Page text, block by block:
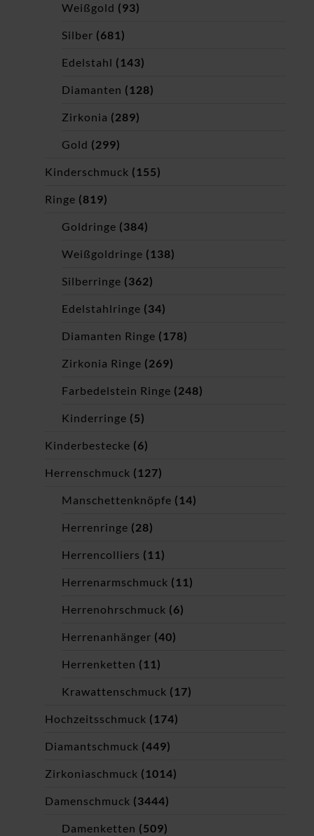
Weißgold (93)
Silber (681)
Edelstahl (143)
Diamanten (128)
Zirkonia (289)
Gold (299)
Kinderschmuck (155)
Ringe (819)
Goldringe (384)
Weißgoldringe (138)
Silberringe (362)
Edelstahlringe (34)
Diamanten Ringe (178)
Zirkonia Ringe (269)
Farbedelstein Ringe (248)
Kinderringe (5)
Kinderbestecke (6)
Herrenschmuck (127)
Manschettenknöpfe (14)
Herrenringe (28)
Herrencolliers (11)
Herrenarmschmuck (11)
Herrenohrschmuck (6)
Herrenanhänger (40)
Herrenketten (11)
Krawattenschmuck (17)
Hochzeitsschmuck (174)
Diamantschmuck (449)
Zirkoniaschmuck (1014)
Damenschmuck (3444)
Damenketten (509)